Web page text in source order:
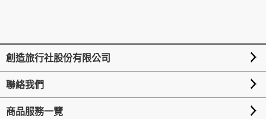
創造旅行社股份有限公司
聯絡我們
商品服務一覽